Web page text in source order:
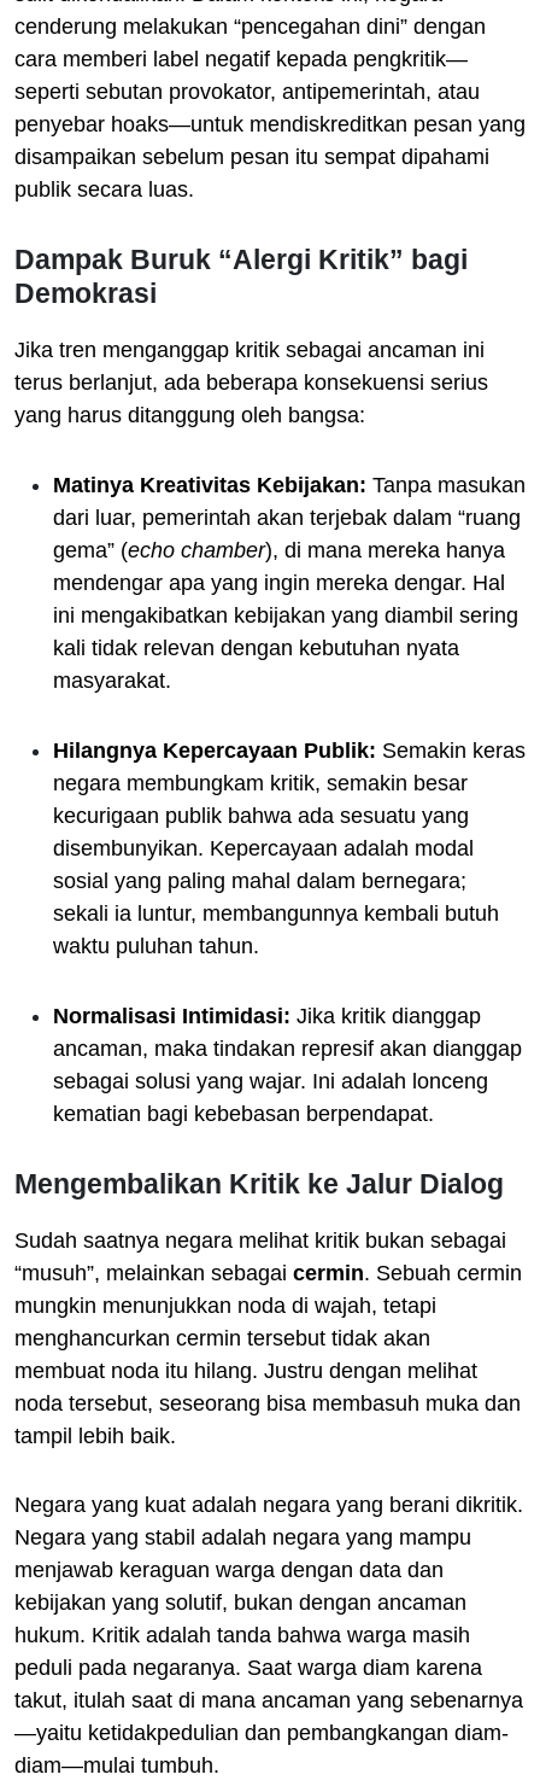
cenderung melakukan “pencegahan dini” dengan
cara memberi label negatif kepada pengkritik—
seperti sebutan provokator, antipemerintah, atau
penyebar hoaks—untuk mendiskreditkan pesan yang
disampaikan sebelum pesan itu sempat dipahami
publik secara luas.
Dampak Buruk “Alergi Kritik” bagi
Demokrasi
Jika tren menganggap kritik sebagai ancaman ini
terus berlanjut, ada beberapa konsekuensi serius
yang harus ditanggung oleh bangsa:
Matinya Kreativitas Kebijakan: Tanpa masukan
dari luar, pemerintah akan terjebak dalam “ruang
gema” (echo chamber), di mana mereka hanya
mendengar apa yang ingin mereka dengar. Hal
ini mengakibatkan kebijakan yang diambil sering
kali tidak relevan dengan kebutuhan nyata
masyarakat.
Hilangnya Kepercayaan Publik: Semakin keras
negara membungkam kritik, semakin besar
kecurigaan publik bahwa ada sesuatu yang
disembunyikan. Kepercayaan adalah modal
sosial yang paling mahal dalam bernegara;
sekali ia luntur, membangunnya kembali butuh
waktu puluhan tahun.
Normalisasi Intimidasi: Jika kritik dianggap
ancaman, maka tindakan represif akan dianggap
sebagai solusi yang wajar. Ini adalah lonceng
kematian bagi kebebasan berpendapat.
Mengembalikan Kritik ke Jalur Dialog
Sudah saatnya negara melihat kritik bukan sebagai
“musuh”, melainkan sebagai cermin. Sebuah cermin
mungkin menunjukkan noda di wajah, tetapi
menghancurkan cermin tersebut tidak akan
membuat noda itu hilang. Justru dengan melihat
noda tersebut, seseorang bisa membasuh muka dan
tampil lebih baik.
Negara yang kuat adalah negara yang berani dikritik.
Negara yang stabil adalah negara yang mampu
menjawab keraguan warga dengan data dan
kebijakan yang solutif, bukan dengan ancaman
hukum. Kritik adalah tanda bahwa warga masih
peduli pada negaranya. Saat warga diam karena
takut, itulah saat di mana ancaman yang sebenarnya
—yaitu ketidakpedulian dan pembangkangan diam-
diam—mulai tumbuh.